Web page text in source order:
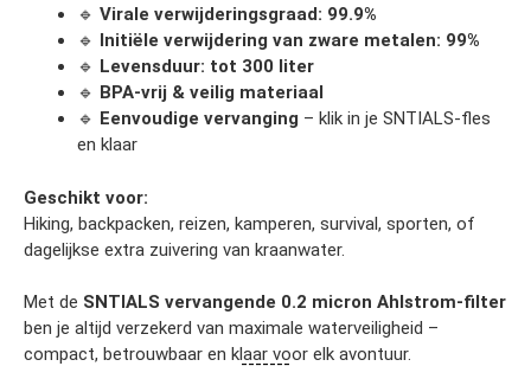
🔹 Virale verwijderingsgraad: 99.9%
🔹 Initiële verwijdering van zware metalen: 99%
🔹 Levensduur: tot 300 liter
🔹 BPA-vrij & veilig materiaal
🔹 Eenvoudige vervanging – klik in je SNTIALS-fles
en klaar
Geschikt voor:
Hiking, backpacken, reizen, kamperen, survival, sporten, of
dagelijkse extra zuivering van kraanwater.
Met de SNTIALS vervangende 0.2 micron Ahlstrom-filter
ben je altijd verzekerd van maximale waterveiligheid –
compact, betrouwbaar en klaar voor elk avontuur.
-------